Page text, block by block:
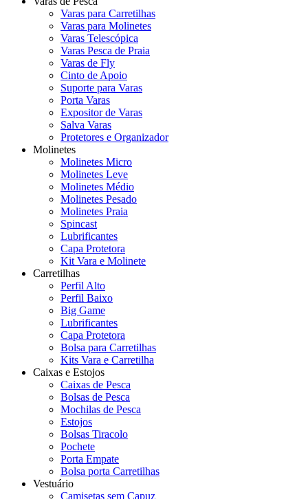
Varas para Carretilhas
Varas para Molinetes
Varas Telescópica
Varas Pesca de Praia
Varas de Fly
Cinto de Apoio
Suporte para Varas
Porta Varas
Expositor de Varas
Salva Varas
Protetores e Organizador
Molinetes
Molinetes Micro
Molinetes Leve
Molinetes Médio
Molinetes Pesado
Molinetes Praia
Spincast
Lubrificantes
Capa Protetora
Kit Vara e Molinete
Carretilhas
Perfil Alto
Perfil Baixo
Big Game
Lubrificantes
Capa Protetora
Bolsa para Carretilhas
Kits Vara e Carretilha
Caixas e Estojos
Caixas de Pesca
Bolsas de Pesca
Mochilas de Pesca
Estojos
Bolsas Tiracolo
Pochete
Porta Empate
Bolsa porta Carretilhas
Vestuário
Camisetas sem Capuz